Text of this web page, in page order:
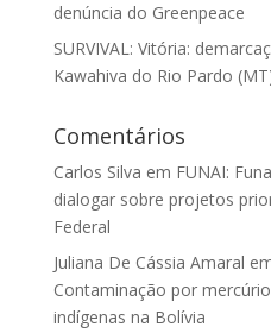
denúncia do Greenpeace
SURVIVAL: Vitória:
Kawahiva do Rio Pardo
Comentários
Carlos Silva em FUNAI:
dialogar sobre projetos
Federal
Juliana De Cássia Amaral
Contaminação por
indígenas na Bolívia